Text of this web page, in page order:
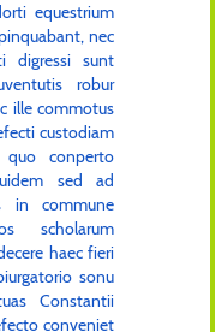
equestrium
nec
digressi sunt
robur
ille commotus
custodiam
quo conperto
sed ad
in commune
scholarum
haec fieri
sonu
Constantii
conveniet